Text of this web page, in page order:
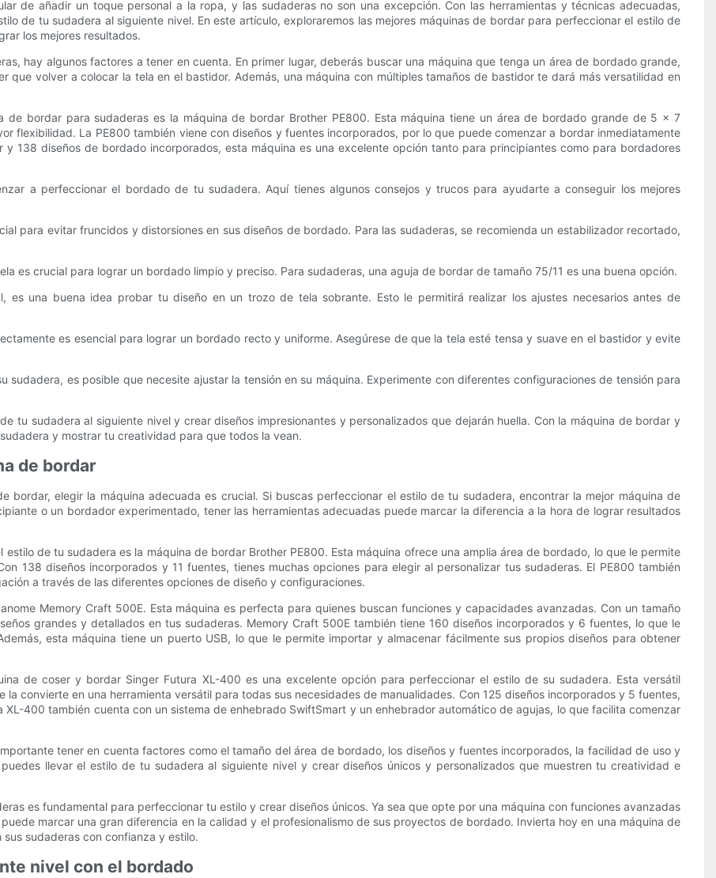
de añadir un toque personal a la ropa, y las sudaderas no son una excepción. Con las herramientas y técnicas adecuadas,
de tu sudadera al siguiente nivel. En este artículo, exploraremos las mejores máquinas de bordar para perfeccionar el estilo de
los mejores resultados.
hay algunos factores a tener en cuenta. En primer lugar, deberás buscar una máquina que tenga un área de bordado grande,
que volver a colocar la tela en el bastidor. Además, una máquina con múltiples tamaños de bastidor te dará más versatilidad en
de bordar para sudaderas es la máquina de bordar Brother PE800. Esta máquina tiene un área de bordado grande de 5 x 7
flexibilidad. La PE800 también viene con diseños y fuentes incorporados, por lo que puede comenzar a bordar inmediatamente
138 diseños de bordado incorporados, esta máquina es una excelente opción tanto para principiantes como para bordadores
a perfeccionar el bordado de tu sudadera. Aquí tienes algunos consejos y trucos para ayudarte a conseguir los mejores
para evitar fruncidos y distorsiones en sus diseños de bordado. Para las sudaderas, se recomienda un estabilizador recortado,
es crucial para lograr un bordado limpio y preciso. Para sudaderas, una aguja de bordar de tamaño 75/11 es una buena opción.
una buena idea probar tu diseño en un trozo de tela sobrante. Esto le permitirá realizar los ajustes necesarios antes de
es esencial para lograr un bordado recto y uniforme. Asegúrese de que la tela esté tensa y suave en el bastidor y evite
sudadera, es posible que necesite ajustar la tensión en su máquina. Experimente con diferentes configuraciones de tensión para
tu sudadera al siguiente nivel y crear diseños impresionantes y personalizados que dejarán huella. Con la máquina de bordar y
y mostrar tu creatividad para que todos la vean.
de bordar
bordar, elegir la máquina adecuada es crucial. Si buscas perfeccionar el estilo de tu sudadera, encontrar la mejor máquina de
o un bordador experimentado, tener las herramientas adecuadas puede marcar la diferencia a la hora de lograr resultados
de tu sudadera es la máquina de bordar Brother PE800. Esta máquina ofrece una amplia área de bordado, lo que le permite
138 diseños incorporados y 11 fuentes, tienes muchas opciones para elegir al personalizar tus sudaderas. El PE800 también
a través de las diferentes opciones de diseño y configuraciones.
Memory Craft 500E. Esta máquina es perfecta para quienes buscan funciones y capacidades avanzadas. Con un tamaño
grandes y detallados en tus sudaderas. Memory Craft 500E también tiene 160 diseños incorporados y 6 fuentes, lo que le
esta máquina tiene un puerto USB, lo que le permite importar y almacenar fácilmente sus propios diseños para obtener
de coser y bordar Singer Futura XL-400 es una excelente opción para perfeccionar el estilo de su sudadera. Esta versátil
convierte en una herramienta versátil para todas sus necesidades de manualidades. Con 125 diseños incorporados y 5 fuentes,
400 también cuenta con un sistema de enhebrado SwiftSmart y un enhebrador automático de agujas, lo que facilita comenzar
tener en cuenta factores como el tamaño del área de bordado, los diseños y fuentes incorporados, la facilidad de uso y
llevar el estilo de tu sudadera al siguiente nivel y crear diseños únicos y personalizados que muestren tu creatividad e
es fundamental para perfeccionar tu estilo y crear diseños únicos. Ya sea que opte por una máquina con funciones avanzadas
marcar una gran diferencia en la calidad y el profesionalismo de sus proyectos de bordado. Invierta hoy en una máquina de
sudaderas con confianza y estilo.
nivel con el bordado